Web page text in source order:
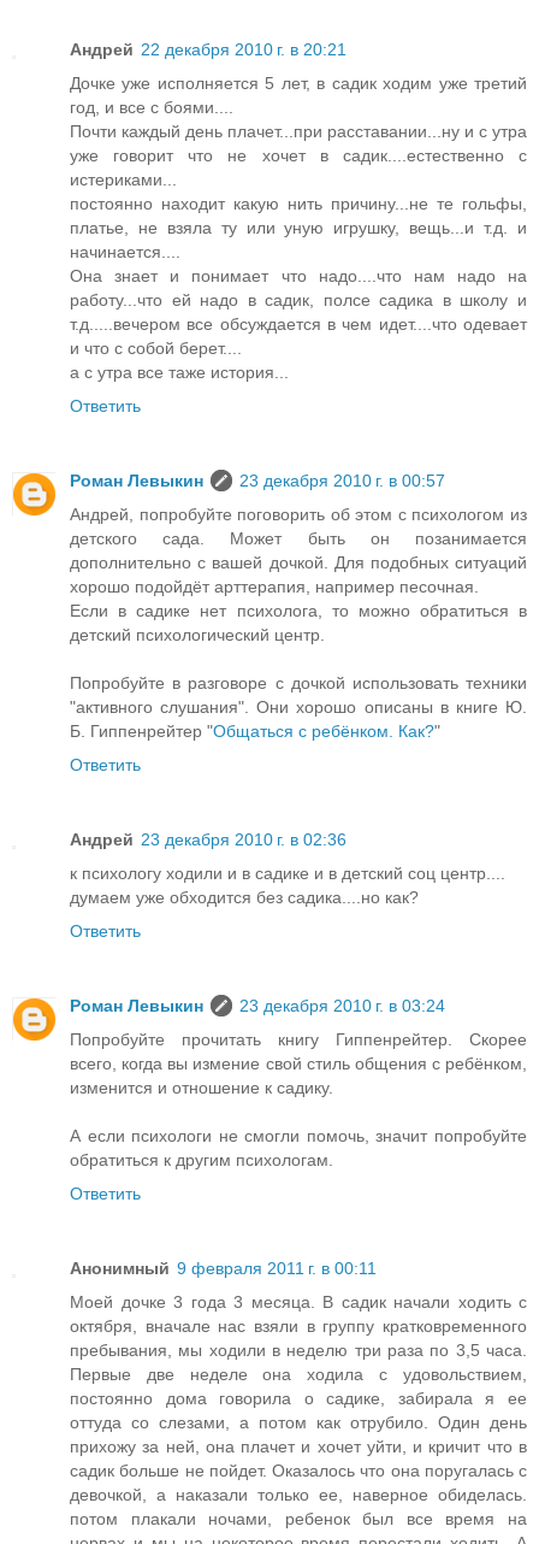
Андрей 22 декабря 2010 г. в 20:21
Дочке уже исполняется 5 лет, в садик ходим уже третий
год, и все с боями....
Почти каждый день плачет...при расставании...ну и с утра
уже говорит что не хочет в садик....естественно с
истериками...
постоянно находит какую нить причину...не те гольфы,
платье, не взяла ту или уную игрушку, вещь...и т.д. и
начинается....
Она знает и понимает что надо....что нам надо на
работу...что ей надо в садик, полсе садика в школу и
т.д.....вечером все обсуждается в чем идет....что одевает
и что с собой берет....
а с утра все таже история...
Ответить
Роман Левыкин
23 декабря 2010 г. в 00:57
Андрей, попробуйте поговорить об этом с психологом из
детского сада. Может быть он позанимается
дополнительно с вашей дочкой. Для подобных ситуаций
хорошо подойдёт арттерапия, например песочная.
Если в садике нет психолога, то можно обратиться в
детский психологический центр.
Попробуйте в разговоре с дочкой использовать техники
"активного слушания". Они хорошо описаны в книге Ю.
Б. Гиппенрейтер "Общаться с ребёнком. Как?"
Ответить
Андрей 23 декабря 2010 г. в 02:36
к психологу ходили и в садике и в детский соц центр....
думаем уже обходится без садика....но как?
Ответить
Роман Левыкин
23 декабря 2010 г. в 03:24
Попробуйте прочитать книгу Гиппенрейтер. Скорее
всего, когда вы измение свой стиль общения с ребёнком,
изменится и отношение к садику.
А если психологи не смогли помочь, значит попробуйте
обратиться к другим психологам.
Ответить
Анонимный 9 февраля 2011 г. в 00:11
Моей дочке 3 года 3 месяца. В садик начали ходить с
октября, вначале нас взяли в группу кратковременного
пребывания, мы ходили в неделю три раза по 3,5 часа.
Первые две неделе она ходила с удовольствием,
постоянно дома говорила о садике, забирала я ее
оттуда со слезами, а потом как отрубило. Один день
прихожу за ней, она плачет и хочет уйти, и кричит что в
садик больше не пойдет. Оказалось что она поругалась с
девочкой, а наказали только ее, наверное обиделась.
потом плакали ночами, ребенок был все время на